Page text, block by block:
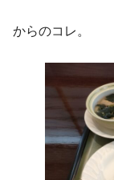
からのコレ。